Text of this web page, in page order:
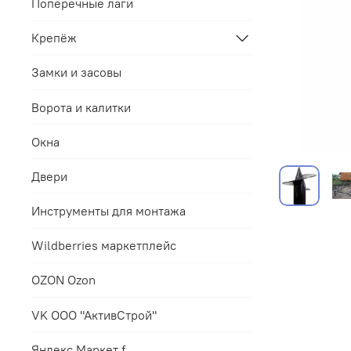
Крепёж
Замки и засовы
Ворота и калитки
Окна
Двери
Инструменты для монтажа
Wildberries маркетплейс
OZON Ozon
VK ООО "АктивСтрой"